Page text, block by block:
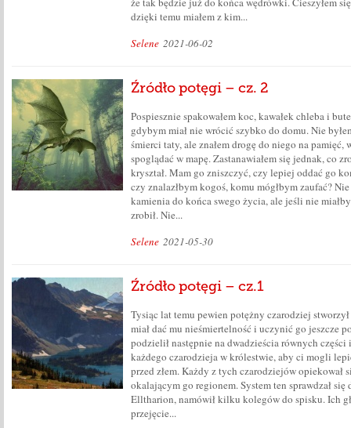
dzięki temu miałem z kim...
Selene 2021-06-02
Źródło potęgi – cz. 2
Pospiesznie spakowałem koc, kawałek chleba i
gdybym miał nie wrócić szybko do domu. Nie
śmierci taty, ale znałem drogę do niego na pamięć,
spoglądać w mapę. Zastanawiałem się jednak, co
kryształ. Mam go zniszczyć, czy lepiej oddać go
czy znalazłbym kogoś, komu mógłbym zaufać?
kamienia do końca swego życia, ale jeśli nie
zrobił. Nie...
Selene 2021-05-30
Źródło potęgi – cz.1
Tysiąc lat temu pewien potężny czarodziej
miał dać mu nieśmiertelność i uczynić go jeszcze
podzielił następnie na dwadzieścia równych części
każdego czarodzieja w królestwie, aby ci mogli
przed złem. Każdy z tych czarodziejów opiekował
okalającym go regionem. System ten sprawdzał się
Elltharion, namówił kilku kolegów do spisku. Ich
przejęcie...